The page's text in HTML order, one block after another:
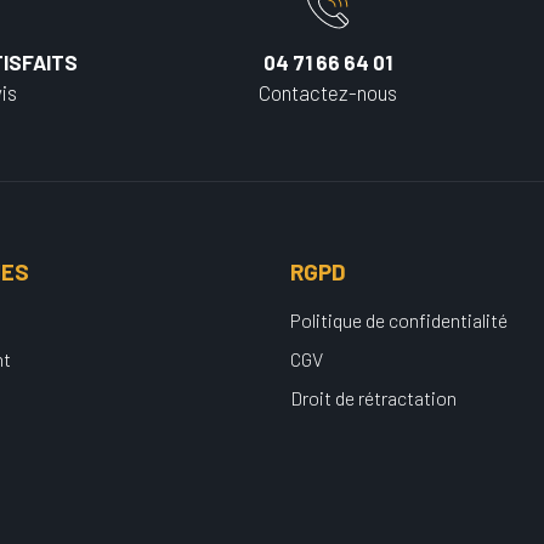
04 71 66 64 01
Contactez-nous
RGPD
Politique de confidentialité
CGV
Droit de rétractation